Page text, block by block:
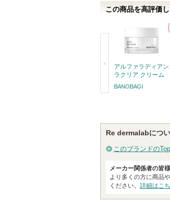
す
この商品を高評価
アルファラディアン
ラクリア クリーム
BANOBAGI
Re dermalabにつ
このブランドの
メーカー関係者の皆
より多くの方に商品
ください。 詳細はこ